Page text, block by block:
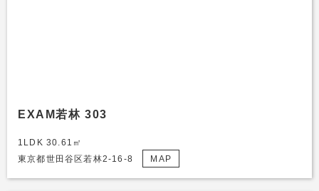
EXAM若林 303
1LDK 30.61㎡
東京都世田谷区若林2-16-8
MAP